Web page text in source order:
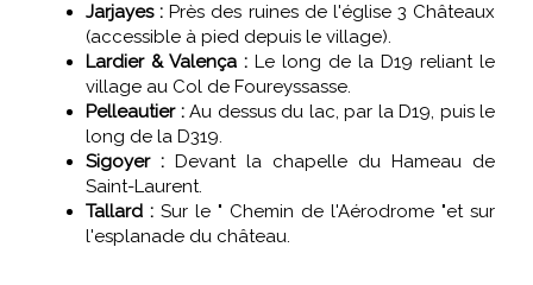
Jarjayes : Près des ruines de l'église 3 Châteaux
(accessible à pied depuis le village).
Lardier & Valença : Le long de la D19 reliant le
village au Col de Foureyssasse.
Pelleautier :Au dessus du lac, par la D19, puis le
long de la D319.
Sigoyer : Devant la chapelle du Hameau de
Saint-Laurent.
Tallard : Sur le " Chemin de l'Aérodrome "et sur
l'esplanade du château.